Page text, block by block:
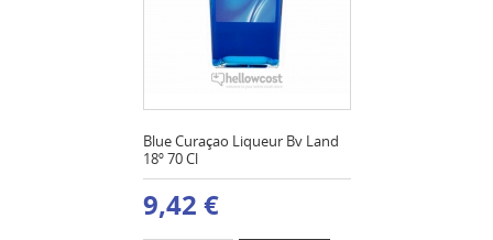
Blue Curaçao Liqueur Bv Land
18º 70 Cl
9,42 €